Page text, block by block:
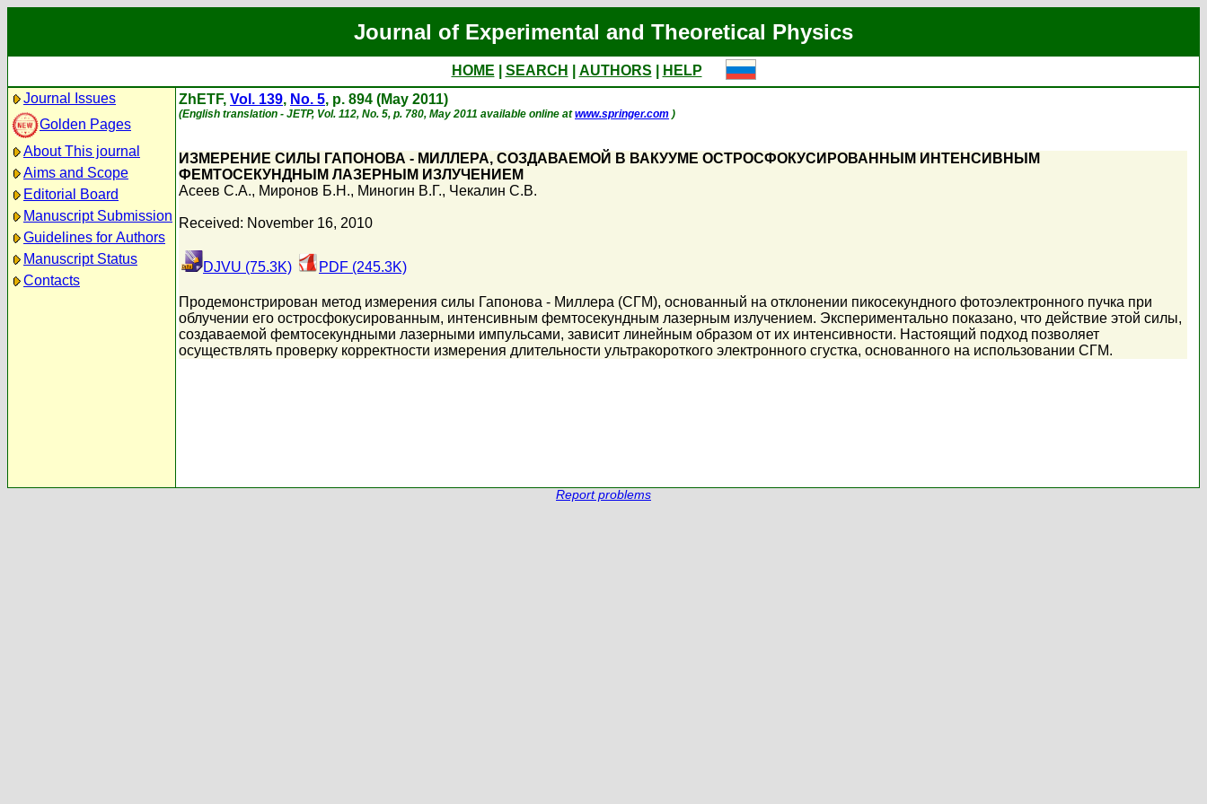
Journal of Experimental and Theoretical Physics
HOME SEARCH AUTHORS
HELP
Journal Issues
Golden Pages
About This journal
Aims and Scope
Editorial Board
Manuscript Submission
Guidelines for Authors
Manuscript Status
Contacts
ZhETF, Vol. 139, No. 5, p. 894 (May 2011)
(English translation - JETP, Vol. 112, No. 5, p. 780, May 2011 available online atwww.springer.com )
ИЗМЕРЕНИЕ СИЛЫ ГАПОНОВА - МИЛЛЕРА, СОЗДАВАЕМОЙ В ВАКУУМЕ ОСТРОСФОКУСИРОВАННЫМ ИНТЕНСИВНЫМ
ФЕМТОСЕКУНДНЫМ ЛАЗЕРНЫМ ИЗЛУЧЕНИЕМ
Асеев С.А., Миронов Б.Н., Миногин В.Г., Чекалин С.В.
Received: November 16, 2010
DJVU (75.3K) PDF (245.3K)
Продемонстрирован метод измерения силы Гапонова - Миллера (СГМ), основанный на отклонении пикосекундного фотоэлектронного пучка при
облучении его остросфокусированным, интенсивным фемтосекундным лазерным излучением. Экспериментально показано, что действие этой силы,
создаваемой фемтосекундными лазерными импульсами, зависит линейным образом от их интенсивности. Настоящий подход позволяет
осуществлять проверку корректности измерения длительности ультракороткого электронного сгустка, основанного на использовании СГМ.
Report problems